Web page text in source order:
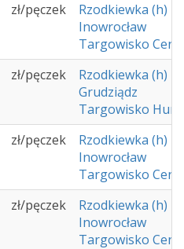
zł/pęczek
Rzodkiewka (h)
Inowrocław
Targowisko
zł/pęczek
Rzodkiewka (h)
Grudziądz
Targowisko
zł/pęczek
Rzodkiewka (h)
Inowrocław
Targowisko
zł/pęczek
Rzodkiewka (h)
Inowrocław
Targowisko